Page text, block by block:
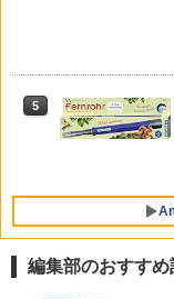
5
5
編集部のおすすめ